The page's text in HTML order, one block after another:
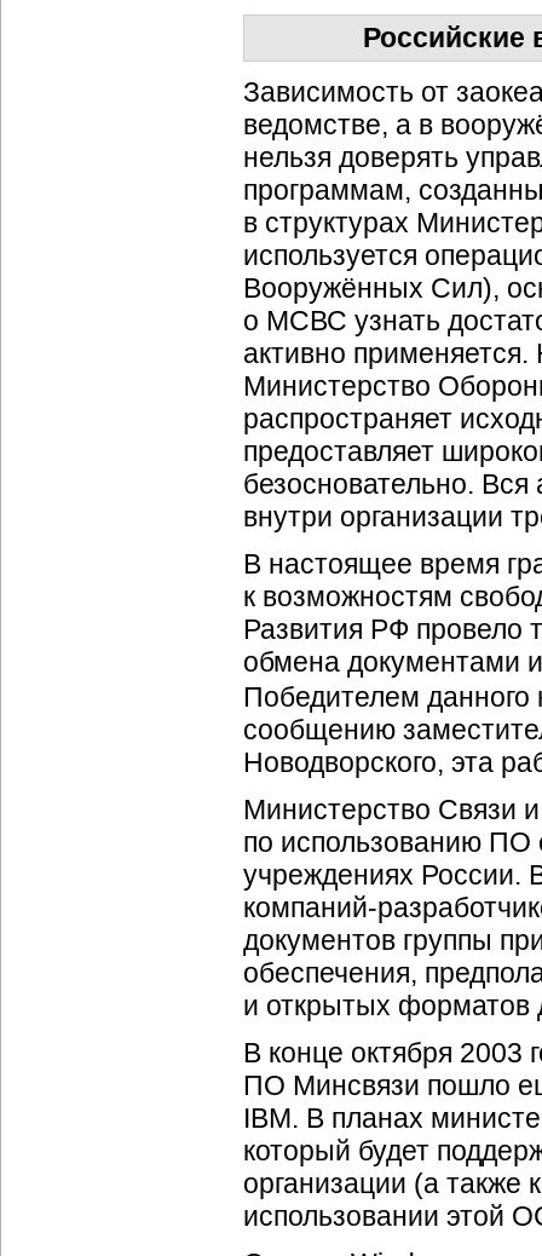
Российские
Зависимость от
ведомстве, а в
нельзя доверять
программам,
в структурах
используется
Вооружённых Сил),
о МСВС узнать
активно
Министерство
распространяет
предоставляет
безосновательно.
внутри организации
В настоящее время
к возможностям
Развития РФ провело
обмена документами
Победителем данного
сообщению
Новодворского, эта
Министерство Связи
по использованию ПО
учреждениях России.
компаний-
документов группы
обеспечения,
и открытых форматов
В конце октября 2003
ПО Минсвязи пошло
IBM. В планах
который будет
организации (а
использовании этой